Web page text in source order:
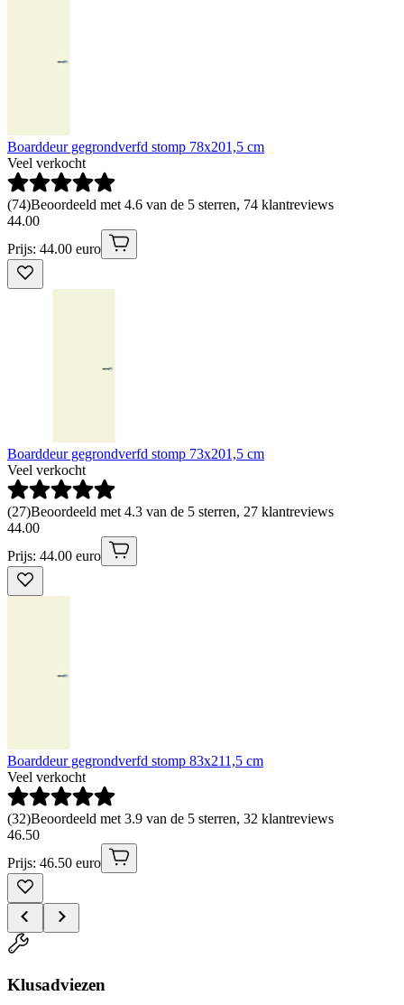
Boarddeur gegrondverfd stomp 78x201,5 cm
Veel verkocht
(74)Beoordeeld met 4.6 van de 5 sterren, 74 klantreviews
44.00
Prijs: 44.00 euro
Boarddeur gegrondverfd stomp 73x201,5 cm
Veel verkocht
(27)Beoordeeld met 4.3 van de 5 sterren, 27 klantreviews
44.00
Prijs: 44.00 euro
Boarddeur gegrondverfd stomp 83x211,5 cm
Veel verkocht
(32)Beoordeeld met 3.9 van de 5 sterren, 32 klantreviews
46.50
Prijs: 46.50 euro
Klusadviezen